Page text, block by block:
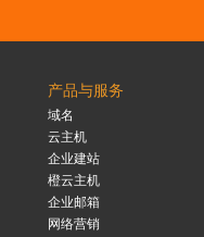
产品与服务
域名
云主机
企业建站
橙云主机
企业邮箱
网络营销